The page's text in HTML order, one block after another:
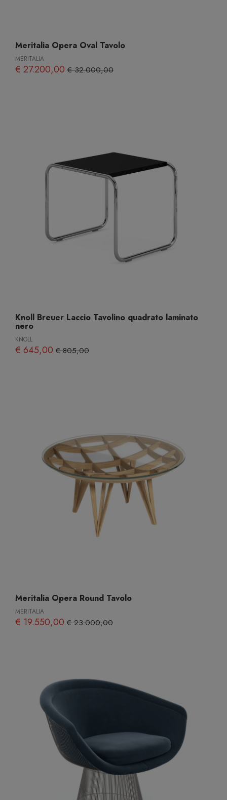
Meritalia Opera Oval Tavolo
MERITALIA
€ 27.200,00 € 32.000,00
Knoll Breuer Laccio Tavolino quadrato laminato
nero
KNOLL
€ 645,00 € 805,00
Meritalia Opera Round Tavolo
MERITALIA
€ 19.550,00 € 23.000,00